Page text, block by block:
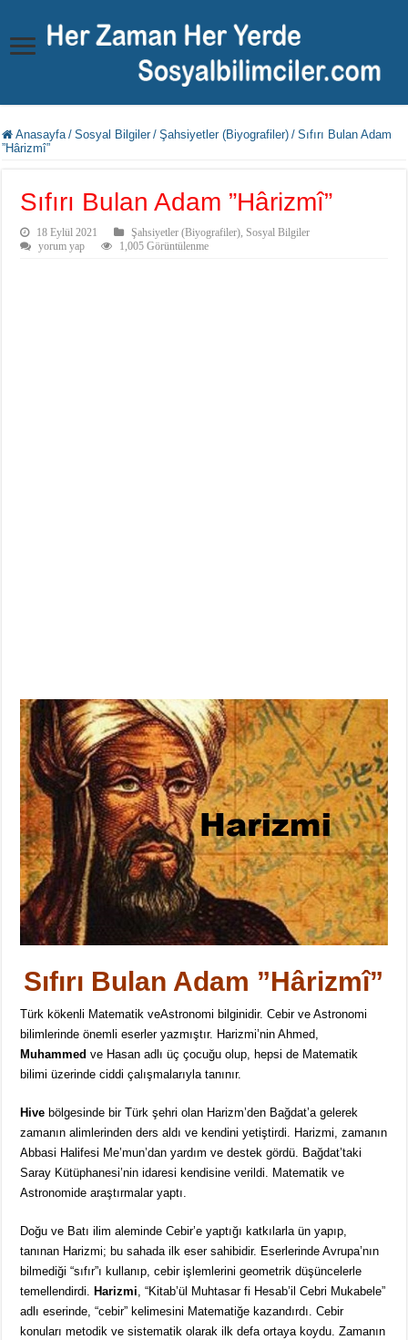
Anasayfa / Sosyal Bilgiler / Şahsiyetler (Biyografiler) / Sıfırı Bulan Adam
”Hârizmî”
Sıfırı Bulan Adam ”Hârizmî”
18 Eylül 2021 Şahsiyetler (Biyografiler) Sosyal Bilgiler
yorum yap
1,005 Görüntülenme
Sıfırı Bulan Adam ”Hârizmî”
Türk kökenli Matematik veAstronomi bilginidir. Cebir ve Astronomi
bilimlerinde önemli eserler yazmıştır. Harizmi’nin Ahmed,
Muhammed ve Hasan adlı üç çocuğu olup, hepsi de Matematik
bilimi üzerinde ciddi çalışmalarıyla tanınır.
Hive bölgesinde bir Türk şehri olan Harizm’den Bağdat’a gelerek
zamanın alimlerinden ders aldı ve kendini yetiştirdi. Harizmi, zamanın
Abbasi Halifesi Me’mun’dan yardım ve destek gördü. Bağdat’taki
Saray Kütüphanesi’nin idaresi kendisine verildi. Matematik ve
Astronomide araştırmalar yaptı.
Doğu ve Batı ilim aleminde Cebir’e yaptığı katkılarla ün yapıp,
tanınan Harizmi; bu sahada ilk eser sahibidir. Eserlerinde Avrupa’nın
bilmediği “sıfır”ı kullanıp, cebir işlemlerini geometrik düşüncelerle
temellendirdi. Harizmi, “Kitab’ül Muhtasar fi Hesab’il Cebri Mukabele”
adlı eserinde, “cebir” kelimesini Matematiğe kazandırdı. Cebir
konuları metodik ve sistematik olarak ilk defa ortaya koydu. Zamanın